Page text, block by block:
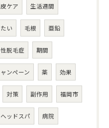
ケア 生活週間
い 毛根 亜鉛
脱毛症 期間
ンペーン 薬 効果
対策 副作用 福岡市
ヘッドスパ 病院